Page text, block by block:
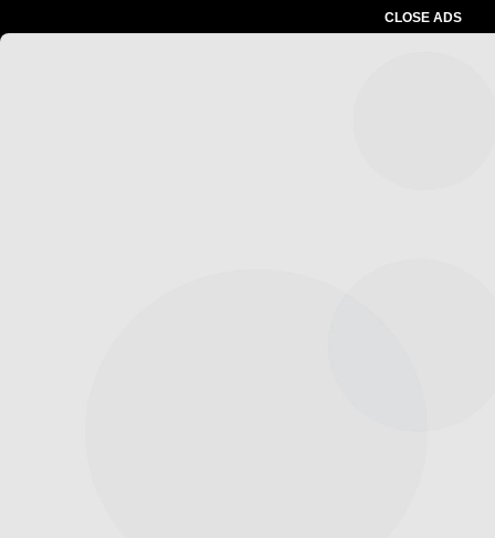
CLOSE ADS